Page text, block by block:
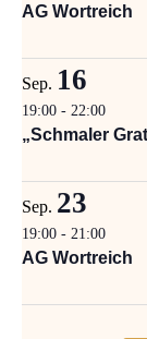
AG Wortreich
Sep. 16
19:00 - 22:00
„Schmaler
Sep. 23
19:00 - 21:00
AG Wortreich